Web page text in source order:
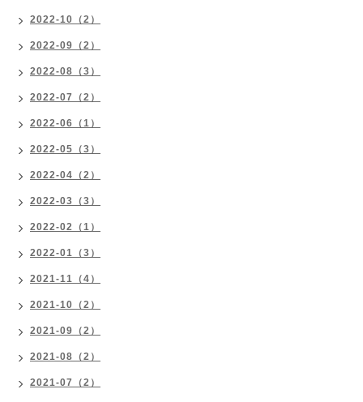
2022-10（2）
2022-09（2）
2022-08（3）
2022-07（2）
2022-06（1）
2022-05（3）
2022-04（2）
2022-03（3）
2022-02（1）
2022-01（3）
2021-11（4）
2021-10（2）
2021-09（2）
2021-08（2）
2021-07（2）